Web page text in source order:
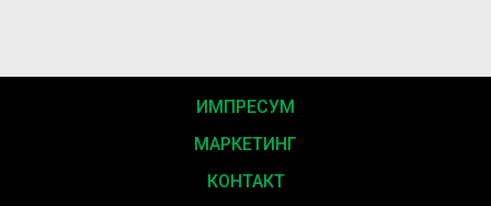
ИМПРЕСУМ
МАРКЕТИНГ
КОНТАКТ